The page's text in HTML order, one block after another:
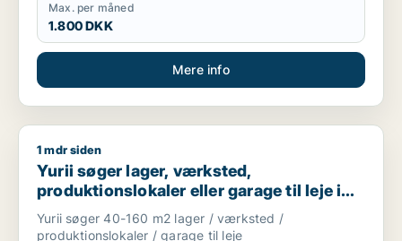
Max. per måned
1.800 DKK
Mere info
Yurii søger lager, værksted, produktionslokaler eller garage
1 mdr siden
Yurii søger lager, værksted,
produktionslokaler eller garage til leje i
Region Sjælland
Yurii søger 40-160 m2 lager / værksted /
produktionslokaler / garage til leje